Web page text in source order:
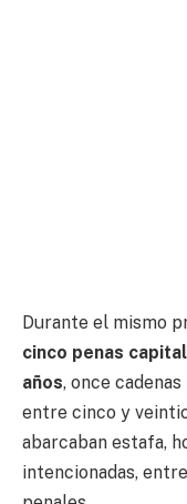
Durante el mismo
cinco penas
años, once
entre cinco y
abarcaban estafa,
intencionadas,